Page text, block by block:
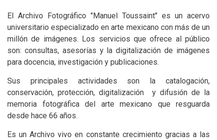
El Archivo Fotográfico "Manuel Toussaint" es un acervo
universitario especializado en arte mexicano con más de un
millón de imágenes. Los servicios que ofrece al público
son: consultas, asesorías y la digitalización de imágenes
para docencia, investigación y publicaciones.
Sus principales actividades son la catalogación,
conservación, protección, digitalización y difusión de la
memoria fotográfica del arte mexicano que resguarda
desde hace 66 años.
Es un Archivo vivo en constante crecimiento gracias a las